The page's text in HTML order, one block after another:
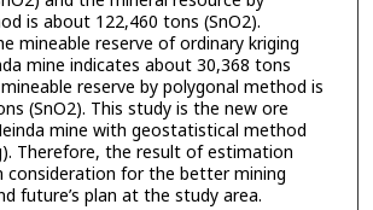
is about 122,460 tons (SnO2).
mineable reserve of ordinary kriging
mine indicates about 30,368 tons
reserve by polygonal method is
(SnO2). This study is the new ore
mine with geostatistical method
Therefore, the result of estimation
consideration for the better mining
future’s plan at the study area.